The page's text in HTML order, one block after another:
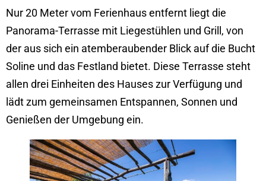
Nur 20 Meter vom Ferienhaus entfernt liegt die
Panorama-Terrasse mit Liegestühlen und Grill, von
der aus sich ein atemberaubender Blick auf die Bucht
Soline und das Festland bietet. Diese Terrasse steht
allen drei Einheiten des Hauses zur Verfügung und
lädt zum gemeinsamen Entspannen, Sonnen und
Genießen der Umgebung ein.